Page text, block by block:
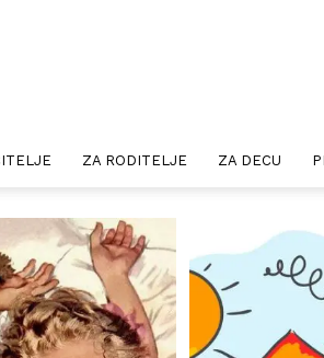
ZA RODITELJE ZA DECU